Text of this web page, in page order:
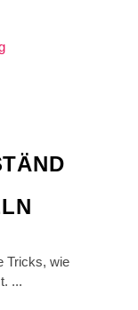
Tricks, wie